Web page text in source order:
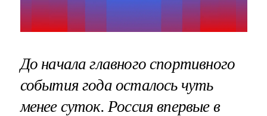
До начала главного спортивного
события года осталось чуть
менее суток. Россия впервые в